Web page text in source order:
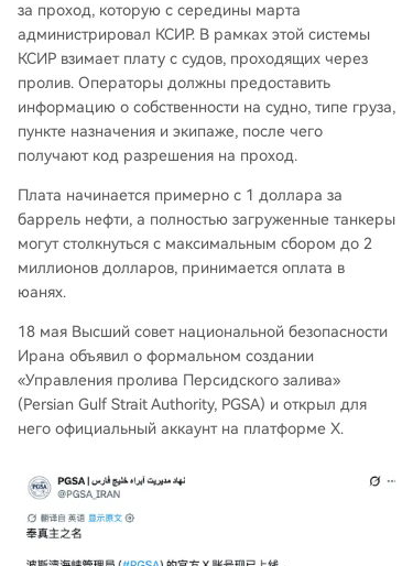
за проход, которую с середины марта
администрировал КСИР. В рамках этой системы
КСИР взимает плату с судов, проходящих через
пролив. Операторы должны предоставить
информацию о собственности на судно, типе груза,
пункте назначения и экипаже, после чего
получают код разрешения на проход.
Плата начинается примерно с 1 доллара за
баррель нефти, а полностью загруженные танкеры
могут столкнуться с максимальным сбором до 2
миллионов долларов, принимается оплата в
юанях.
18 мая Высший совет национальной безопасности
Ирана объявил о формальном создании
«Управления пролива Персидского залива»
(Persian Gulf Strait Authority, PGSA) и открыл для
него официальный аккаунт на платформе X.